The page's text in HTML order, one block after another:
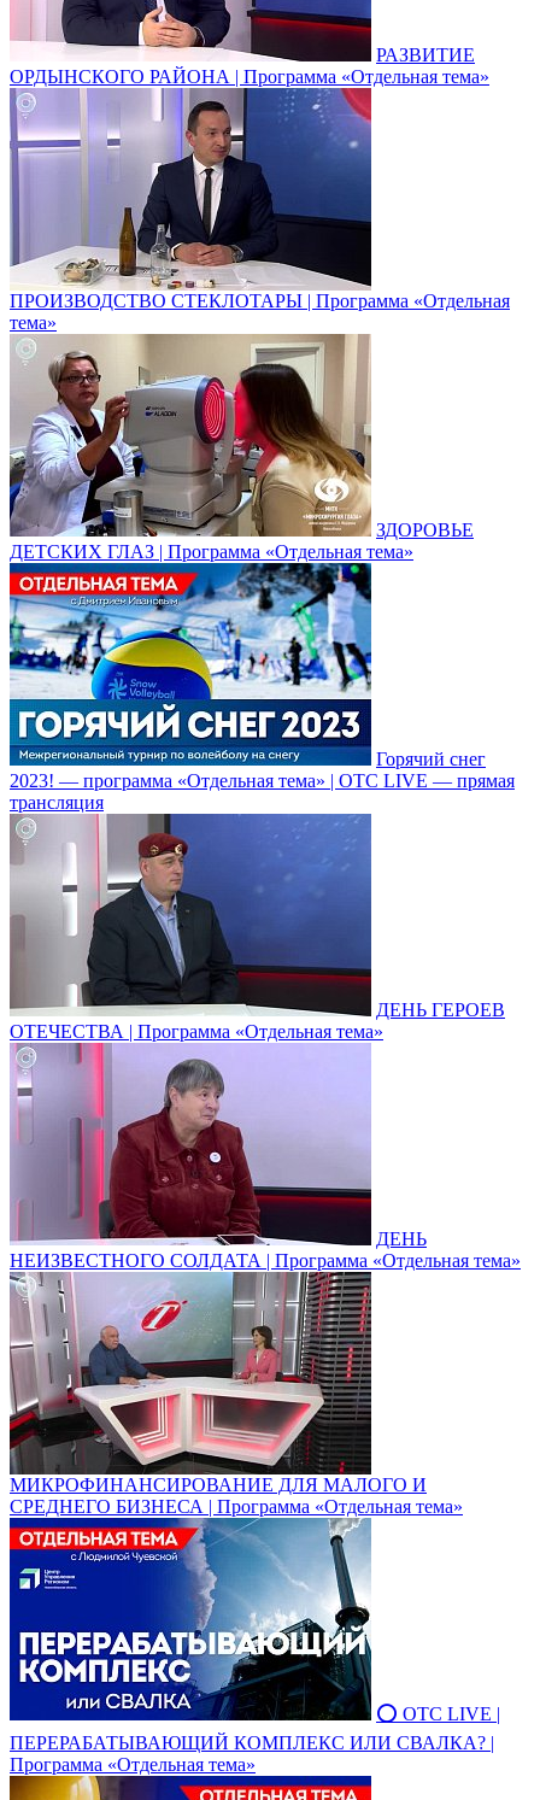
РАЗВИТИЕ
ОРДЫНСКОГО РАЙОНА | Программа «Отдельная тема»
ПРОИЗВОДСТВО СТЕКЛОТАРЫ | Программа «Отдельная
тема»
ЗДОРОВЬЕ
ДЕТСКИХ ГЛАЗ | Программа «Отдельная тема»
Горячий снег
2023! — программа «Отдельная тема» | ОТС LIVE — прямая
трансляция
ДЕНЬ ГЕРОЕВ
ОТЕЧЕСТВА | Программа «Отдельная тема»
ДЕНЬ
НЕИЗВЕСТНОГО СОЛДАТА | Программа «Отдельная тема»
МИКРОФИНАНСИРОВАНИЕ ДЛЯ МАЛОГО И
СРЕДНЕГО БИЗНЕСА | Программа «Отдельная тема»
⭕ ОТС LIVE |
ПЕРЕРАБАТЫВАЮЩИЙ КОМПЛЕКС ИЛИ СВАЛКА? |
Программа «Отдельная тема»